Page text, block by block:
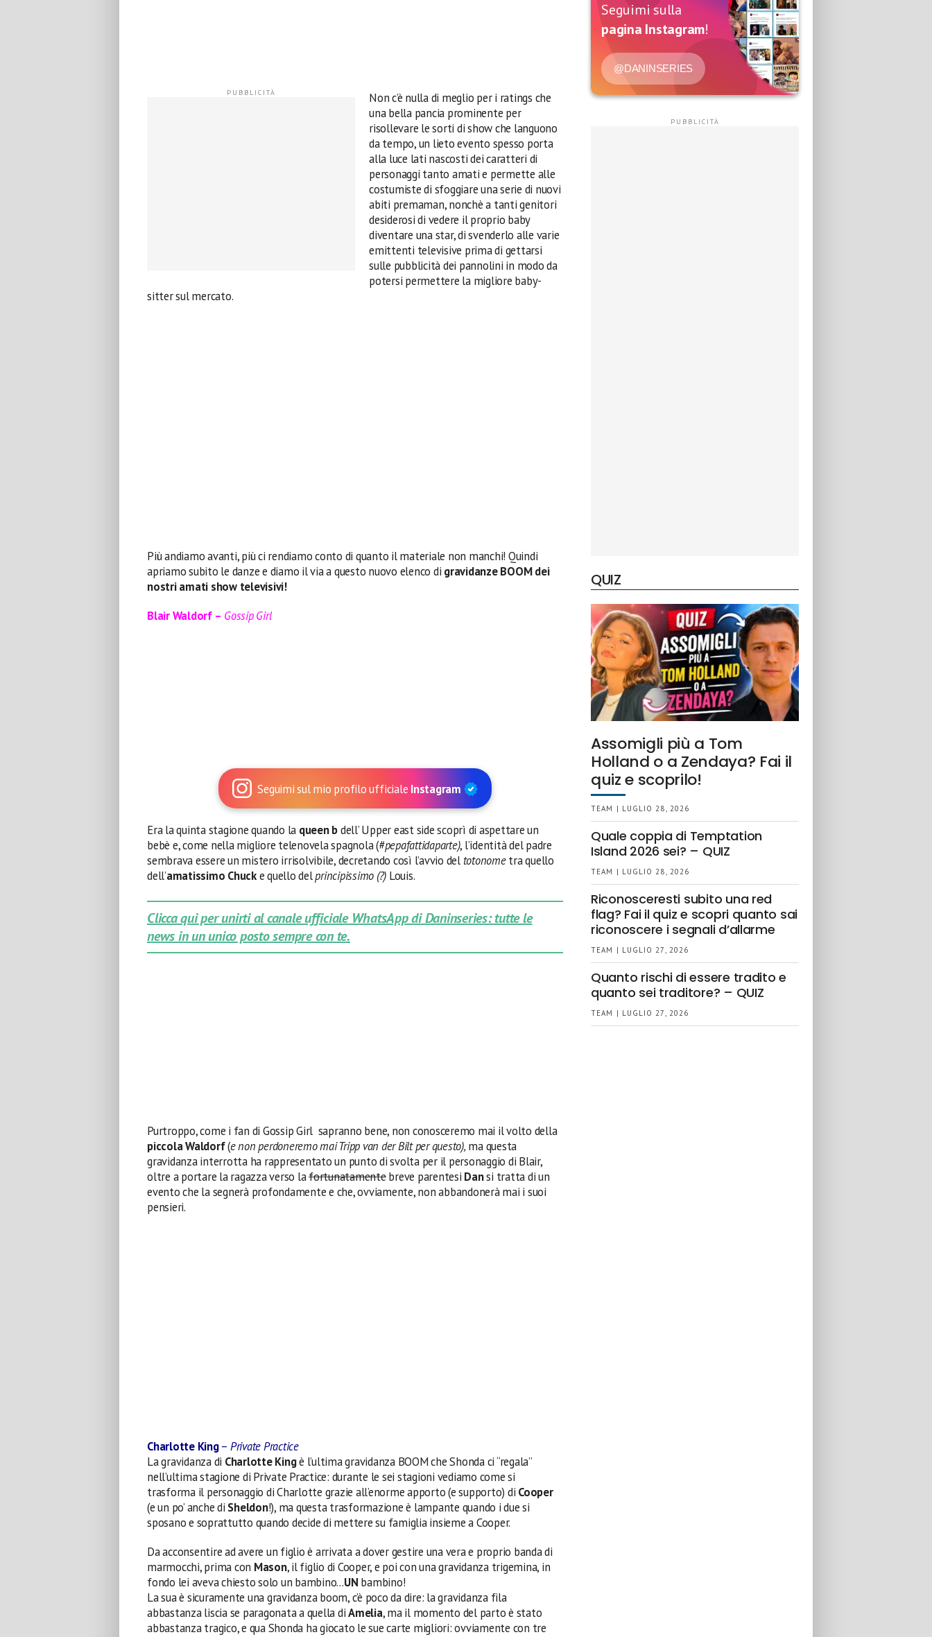
Non c’è nulla di meglio per i ratings che
una bella pancia prominente per
risollevare le sorti di show che languono
da tempo, un lieto evento spesso porta
alla luce lati nascosti dei caratteri di
personaggi tanto amati e permette alle
costumiste di sfoggiare una serie di nuovi
abiti premaman, nonchè a tanti genitori
desiderosi di vedere il proprio baby
diventare una star, di svenderlo alle varie
emittenti televisive prima di gettarsi
sulle pubblicità dei pannolini in modo da
potersi permettere la migliore baby-
sitter sul mercato.
Più andiamo avanti, più ci rendiamo conto di quanto il materiale non manchi! Quindi
apriamo subito le danze e diamo il via a questo nuovo elenco di gravidanze BOOM dei
nostri amati show televisivi!
Blair Waldorf – Gossip Girl
Seguimi sul mio profilo ufficiale Instagram
Era la quinta stagione quando la queen bdell’ Upper east side scoprì di aspettare un
bebè e, come nella migliore telenovela spagnola (#pepafattidaparte), l’identità del padre
sembrava essere un mistero irrisolvibile, decretando così l’avvio del totonometra quello
dell’amatissimo Chucke quello delprincipissimo (?) Louis.
Clicca qui per unirti al canale ufficiale WhatsApp di Daninseries: tutte le
news in un unico posto sempre con te.
Purtroppo, come i fan di Gossip Girl sapranno bene, non conosceremo mai il volto della
piccola Waldorf(e non perdoneremo mai Tripp van der Bilt per questo),ma questa
gravidanza interrotta ha rappresentato un punto di svolta per il personaggio di Blair,
oltre a portare la ragazza verso lafortunatamentebreve parentesi Dansi tratta di un
evento che la segnerà profondamente e che, ovviamente, non abbandonerà mai i suoi
pensieri.
Charlotte King– Private Practice
La gravidanza di Charlotte Kingè l’ultima gravidanza BOOM che Shonda ci “regala”
nell’ultima stagione di Private Practice: durante le sei stagioni vediamo come si
trasforma il personaggio di Charlotte grazie all’enorme apporto (e supporto) di Cooper
(e un po’ anche di Sheldon!), ma questa trasformazione è lampante quando i due si
sposano e soprattutto quando decide di mettere su famiglia insieme a Cooper.
Da acconsentire ad avere un figlio è arrivata a dover gestire una vera e proprio banda di
marmocchi, prima con Mason, il figlio di Cooper, e poi con una gravidanza trigemina, in
fondo lei aveva chiesto solo un bambino…UN bambino!
La sua è sicuramente una gravidanza boom, c’è poco da dire: la gravidanza fila
abbastanza liscia se paragonata a quella diAmelia, ma il momento del parto è stato
abbastanza tragico, e qua Shonda ha giocato le sue carte migliori: ovviamente con tre
Seguimi sulla
pagina Instagram!
@DANINSERIES
QUIZ
Assomigli più a Tom
Holland o a Zendaya? Fai il
quiz e scoprilo!
TEAM | LUGLIO 28, 2026
Quale coppia di Temptation
Island 2026 sei? – QUIZ
TEAM | LUGLIO 28, 2026
Riconosceresti subito una red
flag? Fai il quiz e scopri quanto sai
riconoscere i segnali d’allarme
TEAM | LUGLIO 27, 2026
Quanto rischi di essere tradito e
quanto sei traditore? – QUIZ
TEAM | LUGLIO 27, 2026